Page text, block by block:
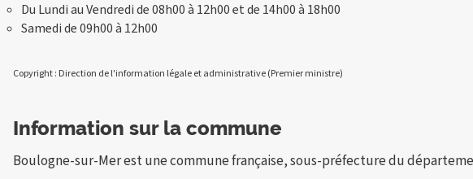
Du Lundi au Vendredi de 08h00 à 12h00 et de 14h00 à 18h00
Samedi de 09h00 à 12h00
Copyright : Direction de l'information légale et administrative (Premier ministre)
Information sur la commune
Boulogne-sur-Mer est une commune française, sous-préfecture du